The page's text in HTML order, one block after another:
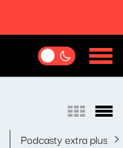
Podcasty extra plus